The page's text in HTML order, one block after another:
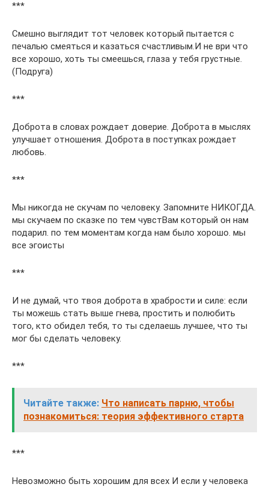
***
Смешно выглядит тот человек который пытается с
печалью смеяться и казаться счастливым.И не ври что
все хорошо, хоть ты смеешься, глаза у тебя грустные.
(Подруга)
***
Доброта в словах рождает доверие. Доброта в мыслях
улучшает отношения. Доброта в поступках рождает
любовь.
***
Мы никогда не скучам по человеку. Запомните НИКОГДА.
мы скучаем по сказке по тем чувстВам который он нам
подарил. по тем моментам когда нам было хорошо. мы
все эгоисты
***
И не думай, что твоя доброта в храбрости и силе: если
ты можешь стать выше гнева, простить и полюбить
того, кто обидел тебя, то ты сделаешь лучшее, что ты
мог бы сделать человеку.
***
Читайте также: Что написать парню, чтобы
познакомиться: теория эффективного старта
***
Невозможно быть хорошим для всех И если у человека